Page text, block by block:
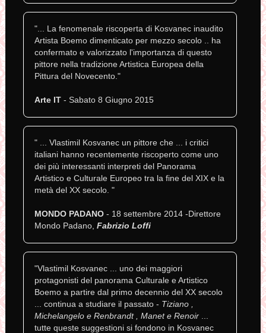
"... La fenomenale riscoperta di Kosvanec inaudito
Artista Boemo dimenticato per mezzo secolo .. ha
confermato e valorizzato l'importanza di questo
pittore nella tradizione Artistica Europea della
Pittura del Novecento."
Arte IT- Sabato 8 Giugno 2015
" ... Vlastimil Kosvanec un pittore che ... i critici
italiani hanno recentemente riscoperto come uno
dei più interessanti interpreti del Panorama
Artistico e Culturale Europeo tra la fine del XIX e la
metà del XX secolo. "
MONDO PADANO- 18 settembre 2014 -Direttore
Mondo Padano, Fabrizio Loffi
"Vlastimil Kosvanec ... uno dei maggiori
protagonisti del panorama Culturale e Artistico
Boemo a partire dal primo decennio del XX secolo
... continua a studiare il passato - Tiziano ,
Michelangelo e Renbrandt , Manet e Renoir...
tutte queste suggestioni si fondono in Kosvanec